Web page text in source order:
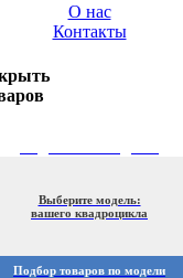
О нас
Контакты
Выберите модель:
вашего квадроцикла
Подбор товаров по модели